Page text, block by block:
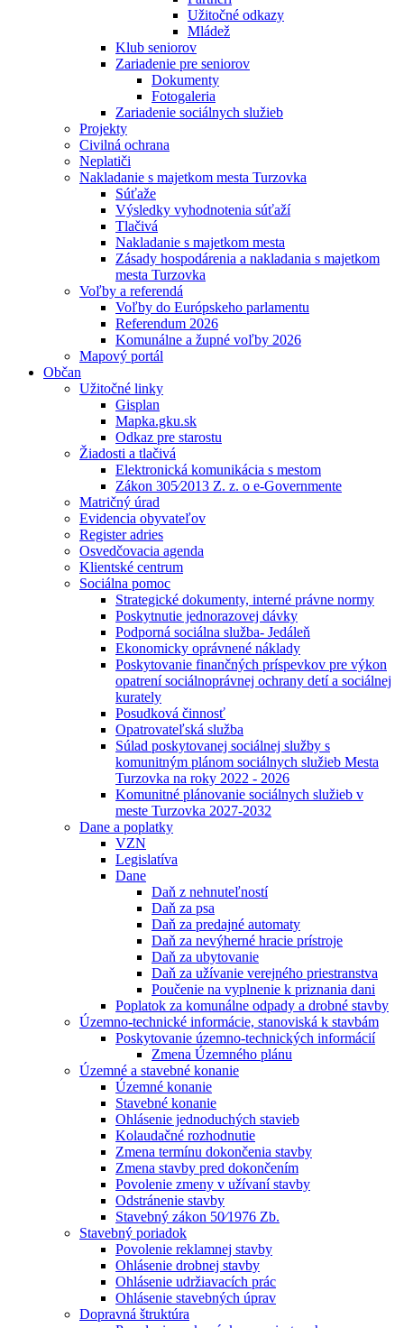
Užitočné odkazy
Mládež
Klub seniorov
Zariadenie pre seniorov
Dokumenty
Fotogaleria
Zariadenie sociálnych služieb
Projekty
Civilná ochrana
Neplatiči
Nakladanie s majetkom mesta Turzovka
Súťaže
Výsledky vyhodnotenia súťaží
Tlačivá
Nakladanie s majetkom mesta
Zásady hospodárenia a nakladania s majetkom
mesta Turzovka
Voľby a referendá
Voľby do Európskeho parlamentu
Referendum 2026
Komunálne a župné voľby 2026
Mapový portál
Občan
Užitočné linky
Gisplan
Mapka.gku.sk
Odkaz pre starostu
Žiadosti a tlačivá
Elektronická komunikácia s mestom
Zákon 305⁄2013 Z. z. o e-Governmente
Matričný úrad
Evidencia obyvateľov
Register adries
Osvedčovacia agenda
Klientské centrum
Sociálna pomoc
Strategické dokumenty, interné právne normy
Poskytnutie jednorazovej dávky
Podporná sociálna služba- Jedáleň
Ekonomicky oprávnené náklady
Poskytovanie finančných príspevkov pre výkon
opatrení sociálnoprávnej ochrany detí a sociálnej
kurately
Posudková činnosť
Opatrovateľská služba
Súlad poskytovanej sociálnej služby s
komunitným plánom sociálnych služieb Mesta
Turzovka na roky 2022 - 2026
Komunitné plánovanie sociálnych služieb v
meste Turzovka 2027-2032
Dane a poplatky
VZN
Legislatíva
Dane
Daň z nehnuteľností
Daň za psa
Daň za predajné automaty
Daň za nevýherné hracie prístroje
Daň za ubytovanie
Daň za užívanie verejného priestranstva
Poučenie na vyplnenie k priznania dani
Poplatok za komunálne odpady a drobné stavby
Územno-technické informácie, stanoviská k stavbám
Poskytovanie územno-technických informácií
Zmena Územného plánu
Územné a stavebné konanie
Územné konanie
Stavebné konanie
Ohlásenie jednoduchých stavieb
Kolaudačné rozhodnutie
Zmena termínu dokončenia stavby
Zmena stavby pred dokončením
Povolenie zmeny v užívaní stavby
Odstránenie stavby
Stavebný zákon 50⁄1976 Zb.
Stavebný poriadok
Povolenie reklamnej stavby
Ohlásenie drobnej stavby
Ohlásenie udržiavacích prác
Ohlásenie stavebných úprav
Dopravná štruktúra